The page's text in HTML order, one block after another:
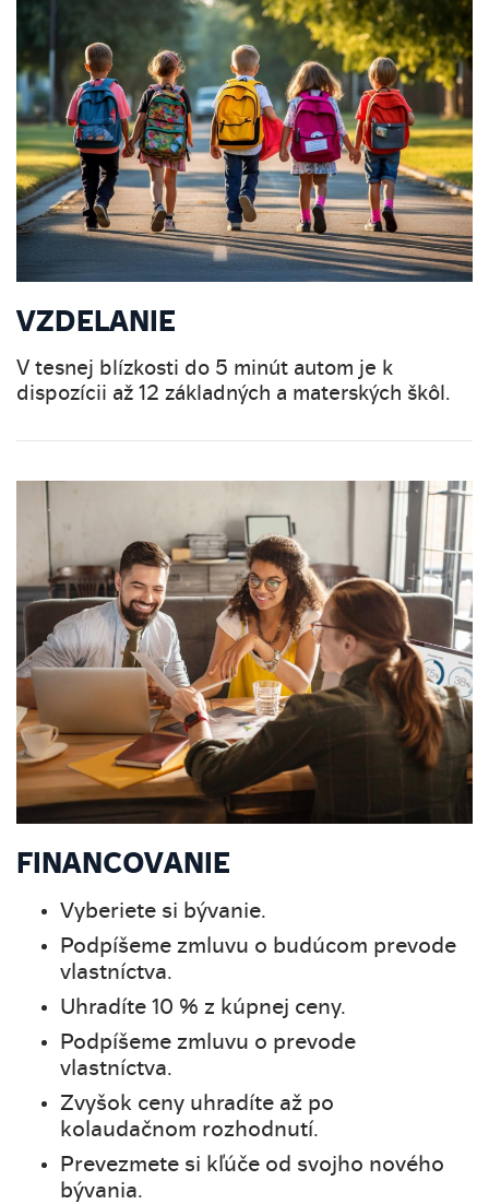
VZDELANIE
V tesnej blízkosti do 5 minút autom je k
dispozícii až 12 základných a materských škôl.
FINANCOVANIE
Vyberiete si bývanie.
Podpíšeme zmluvu o budúcom prevode
vlastníctva.
Uhradíte 10 % z kúpnej ceny.
Podpíšeme zmluvu o prevode
vlastníctva.
Zvyšok ceny uhradíte až po
kolaudačnom rozhodnutí.
Prevezmete si kľúče od svojho nového
bývania.